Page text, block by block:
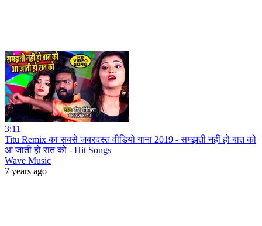
3:11
Titu Remix का सबसे जबरदस्त वीडियो गाना 2019 - समझती नहीं हो बात को
आ जाती हो रात को - Hit Songs
Wave Music
7 years ago